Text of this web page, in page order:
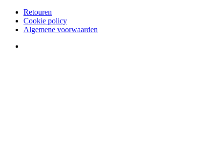
Retouren
Cookie policy
Algemene voorwaarden